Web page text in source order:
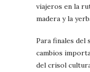
viajeros en la
madera y la
Para finales del
cambios
del crisol